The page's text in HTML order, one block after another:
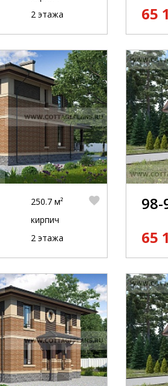
2 этажа
65
250.7 м²
кирпич
2 этажа
98-
65